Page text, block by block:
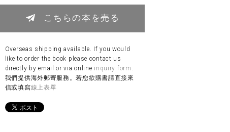
こちらの本を売る
Overseas shipping available. If you would
like to order the book please contact us
directly by email or via online inquiry form .
我們提供海外郵寄服務。若您欲購書請直接來
信或填寫線上表單